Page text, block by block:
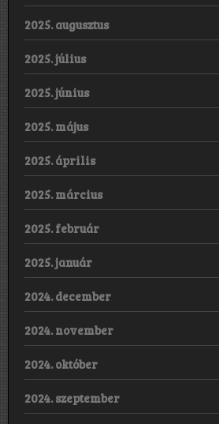
2025. augusztus
2025. július
2025. június
2025. május
2025. április
2025. március
2025. február
2025. január
2024. december
2024. november
2024. október
2024. szeptember